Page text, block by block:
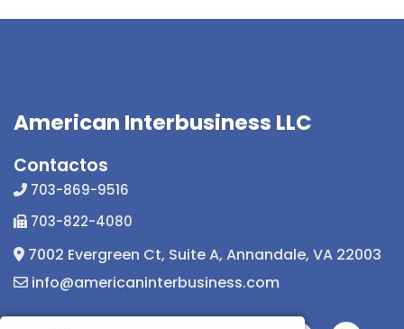
American Interbusiness LLC
Contactos
703-869-9516
703-822-4080
7002 Evergreen Ct, Suite A, Annandale, VA 22003
info@americaninterbusiness.com